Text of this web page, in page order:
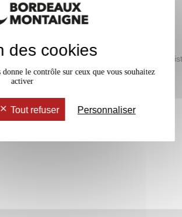
Accessible à
des cookies
le contrôle sur ceux que vous souhaitez
activer
Tout refuser Personnaliser